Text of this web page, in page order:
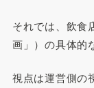
それでは、飲食
画」）の具体的
視点は運営側の